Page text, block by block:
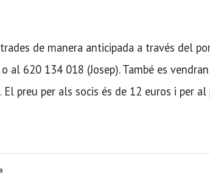
de manera anticipada a través del
al 620 134 018 (Josep). També es
El preu per als socis és de 12 euros i per